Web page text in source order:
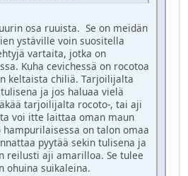
osa ruuista. Se on meidän
ystäville voin suositella
vartaita, jotka on
Kuha cevichessä on rocotoa
keltaista chiliä. Tarjoilijalta
ja jos haluaa vielä
tarjoilijalta rocoto-, tai aji
voi itte laittaa oman maun
hampurilaisessa on talon omaa
pyytää sekin tulisena ja
reilusti aji amarilloa. Se tulee
ohuina suikaleina.